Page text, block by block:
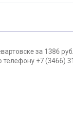
за 1386
+7 (3466)